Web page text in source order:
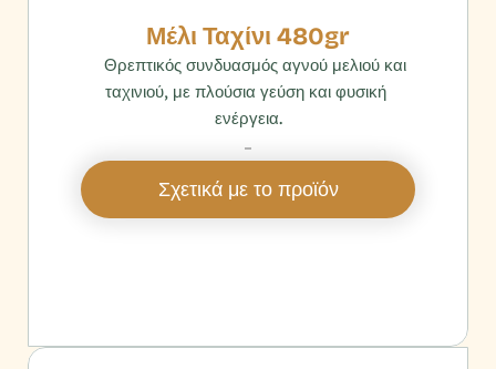
Μέλι Ταχίνι 480gr
ταχινιού, με πλούσια γεύση και φυσική
ενέργεια.
‎
Σχετικά με το προϊόν